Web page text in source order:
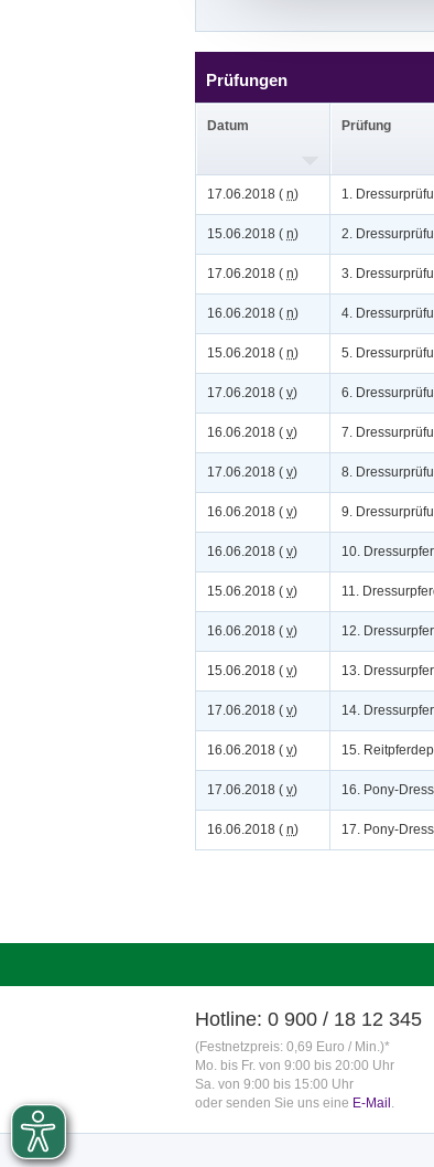
Prüfungen
Datum Prüfung
17.06.2018 ( n) 1.
15.06.2018 ( n) 2.
17.06.2018 ( n) 3.
16.06.2018 ( n) 4.
15.06.2018 ( n) 5.
17.06.2018 ( v) 6.
16.06.2018 ( v) 7.
17.06.2018 ( v) 8.
16.06.2018 ( v) 9.
16.06.2018 ( v) 10.
15.06.2018 ( v) 11.
16.06.2018 ( v) 12.
15.06.2018 ( v) 13.
17.06.2018 ( v) 14.
16.06.2018 ( v) 15.
17.06.2018 ( v) 16. Pony-
16.06.2018 ( n) 17. Pony-
Hotline: 0 900 / 18 12 345
(Festnetzpreis: 0,69 Euro / Min.)*
Mo. bis Fr. von 9:00 bis 20:00 Uhr
Sa. von 9:00 bis 15:00 Uhr
oder senden Sie uns eine E-Mail .